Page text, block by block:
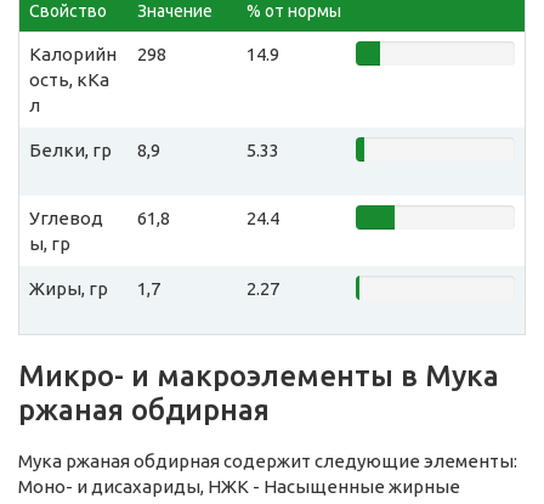
Свойство Значение % от нормы
Калорийн
ость, кКа
л
298 14.9
Белки, гр 8,9 5.33
Углевод
ы, гр
61,8 24.4
Жиры, гр 1,7 2.27
Микро- и макроэлементы в Мука
ржаная обдирная
Мука ржаная обдирная содержит следующие элементы:
Моно- и дисахариды, НЖК - Насыщенные жирные